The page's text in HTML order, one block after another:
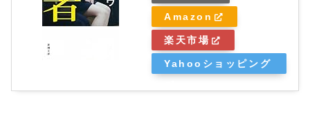
Amazon
楽天市場
Yahooショッピング